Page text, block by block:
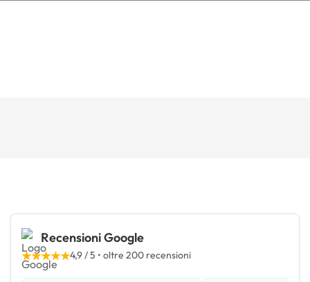
Recensioni Google
★★★★★4,9 / 5 • oltre 200 recensioni